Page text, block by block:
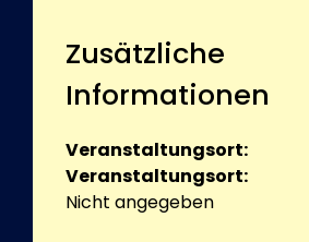
Zusätzliche
Informationen
Veranstaltungsort:
Veranstaltungsort:
Nicht angegeben